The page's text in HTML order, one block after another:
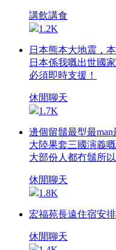
講飲講食
1.2K
日本熊本大地震，
日本係我嘅出世國
必須即時支援！
休閒聊天
1.7K
邊個留鬚最型最
大陸果套三國演義
大部份人都冇鬚所
休閒聊天
1.8K
宏福苑長遠住宿安
休閒聊天